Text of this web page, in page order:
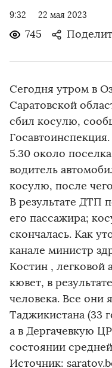
9:32 22 мая 2023
745
Сегодня утром в
Саратовской
сбил косулю,
5.30 около
водитель
косулю, после
В результате ДТП
его пассажира;
скончалась. Как
канале министр
Костин , легковой
кювет, в
человека. Все они
Таджикистана (33
а в Дергачевкую
состоянии
Источник: